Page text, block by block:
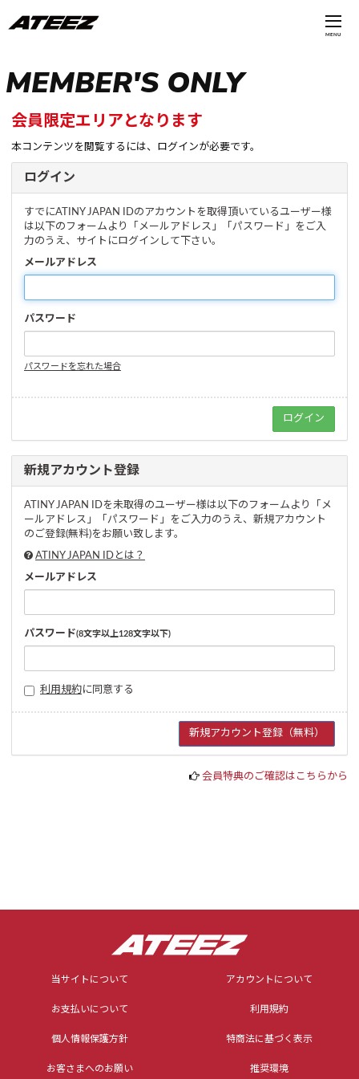
MENU
MEMBER'S ONLY
会員限定エリアとなります
本コンテンツを閲覧するには、ログインが必要です。
ログイン
すでにATINY JAPAN IDのアカウントを取得頂いているユーザー様
は以下のフォームより「メールアドレス」「パスワード」をご入
力のうえ、サイトにログインして下さい。
メールアドレス
パスワード
パスワードを忘れた場合
新規アカウント登録
ATINY JAPAN IDを未取得のユーザー様は以下のフォームより「メ
ールアドレス」「パスワード」をご入力のうえ、新規アカウント
のご登録(無料)をお願い致します。
ATINY JAPAN IDとは？
メールアドレス
パスワード(8文字以上128文字以下)
利用規約に同意する
会員特典のご確認はこちらから
当サイトについて アカウントについて
お支払いについて 利用規約
個人情報保護方針 特商法に基づく表示
お客さまへのお願い 推奨環境